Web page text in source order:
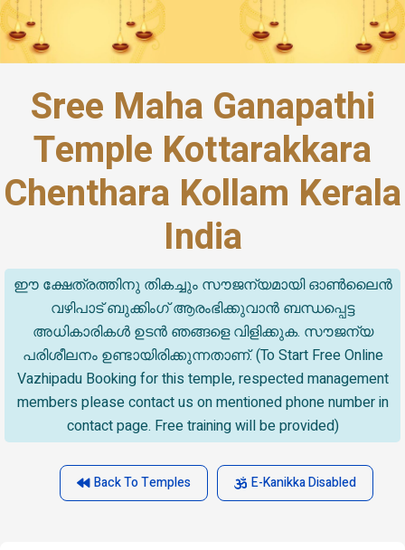
Sree Maha Ganapathi
Temple Kottarakkara
Chenthara Kollam Kerala
India
ഈ ക്ഷേത്രത്തിനു തികച്ചും സൗജന്യമായി ഓൺലൈൻ
വഴിപാട് ബുക്കിംഗ് ആരംഭിക്കുവാൻ ബന്ധപ്പെട്ട
അധികാരികൾ ഉടൻ ഞങ്ങളെ വിളിക്കുക. സൗജന്യ
പരിശീലനം ഉണ്ടായിരിക്കുന്നതാണ്. (To Start Free Online
Vazhipadu Booking for this temple, respected management
members please contact us on mentioned phone number in
contact page. Free training will be provided)
Back To Temples E-Kanikka Disabled